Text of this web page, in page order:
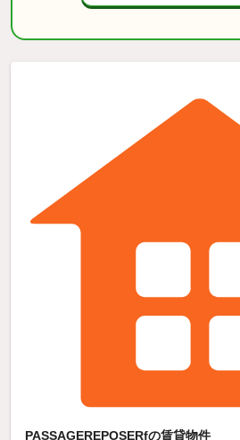
PASSAGEREPOSERfの賃貸物件